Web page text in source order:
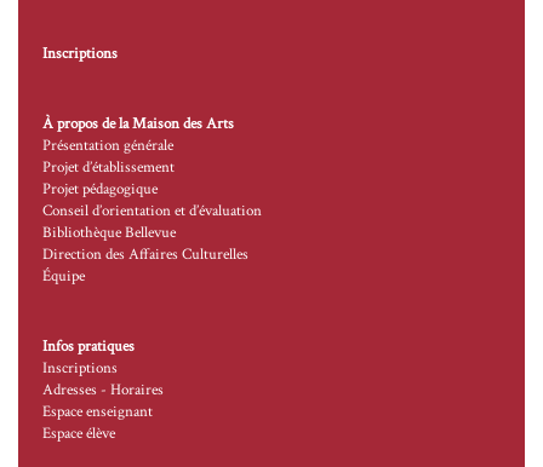
Inscriptions
À propos de la Maison des Arts
Présentation générale
Projet d’établissement
Projet pédagogique
Conseil d’orientation et d’évaluation
Bibliothèque Bellevue
Direction des Affaires Culturelles
Équipe
Infos pratiques
Inscriptions
Adresses - Horaires
Espace enseignant
Espace élève